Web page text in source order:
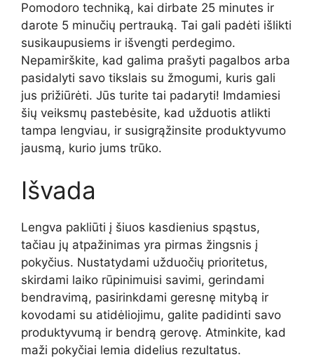
Pomodoro techniką, kai dirbate 25 minutes ir
darote 5 minučių pertrauką. Tai gali padėti išlikti
susikaupusiems ir išvengti perdegimo.
Nepamirškite, kad galima prašyti pagalbos arba
pasidalyti savo tikslais su žmogumi, kuris gali
jus prižiūrėti. Jūs turite tai padaryti! Imdamiesi
šių veiksmų pastebėsite, kad užduotis atlikti
tampa lengviau, ir susigrąžinsite produktyvumo
jausmą, kurio jums trūko.
Išvada
Lengva pakliūti į šiuos kasdienius spąstus,
tačiau jų atpažinimas yra pirmas žingsnis į
pokyčius. Nustatydami užduočių prioritetus,
skirdami laiko rūpinimuisi savimi, gerindami
bendravimą, pasirinkdami geresnę mitybą ir
kovodami su atidėliojimu, galite padidinti savo
produktyvumą ir bendrą gerovę. Atminkite, kad
maži pokyčiai lemia didelius rezultatus.